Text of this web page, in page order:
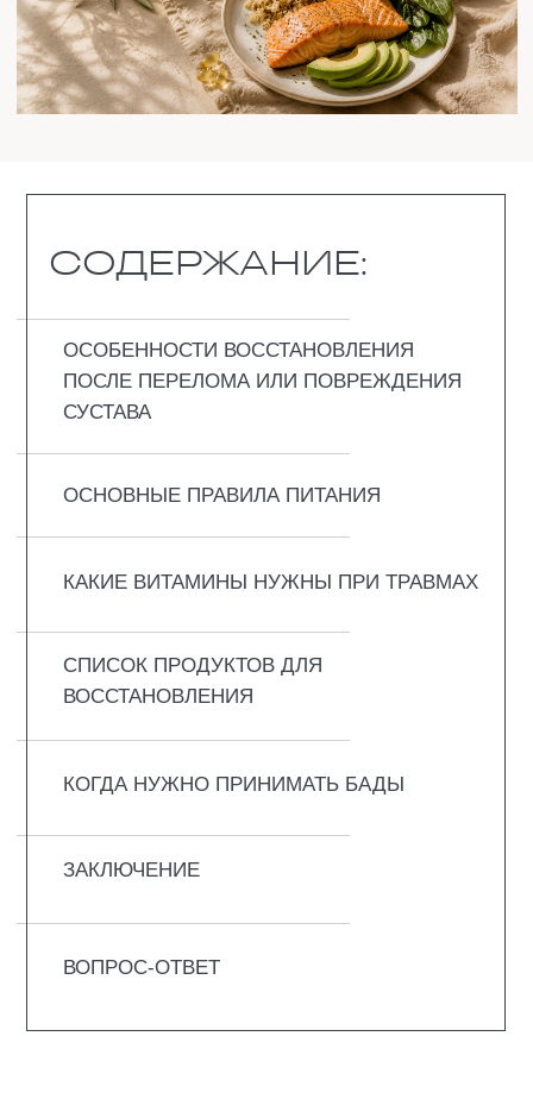
КАКИЕ ВИТАМИНЫ НУЖНЫ ПРИ ТРАВМАХ
СПИСОК ПРОДУКТОВ ДЛЯ
ВОССТАНОВЛЕНИЯ
ВОПРОС-ОТВЕТ
ОСОБЕННОСТИ
ВОССТАНОВЛЕНИЯ
ПОСЛЕ ПЕРЕЛОМА
ИЛИ ПОВРЕЖДЕНИЯ
СУСТАВА
тяжёлый удар по организму, и
страдает не только кость.
Вокруг неё рвутся мышцы,
задеваются нервы. Тело
моментально: останавливает
начинает чистить зону
повреждения от всего лишнего.
Первые несколько дней
период наблюдается